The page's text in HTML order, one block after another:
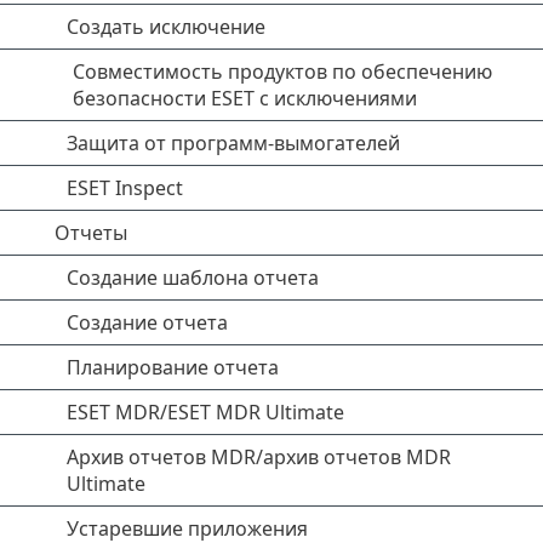
Создать исключение
Совместимость продуктов по обеспечению
безопасности ESET с исключениями
Защита от программ-вымогателей
ESET Inspect
Отчеты
Создание шаблона отчета
Создание отчета
Планирование отчета
ESET MDR/ESET MDR Ultimate
Архив отчетов MDR/архив отчетов MDR
Ultimate
Устаревшие приложения